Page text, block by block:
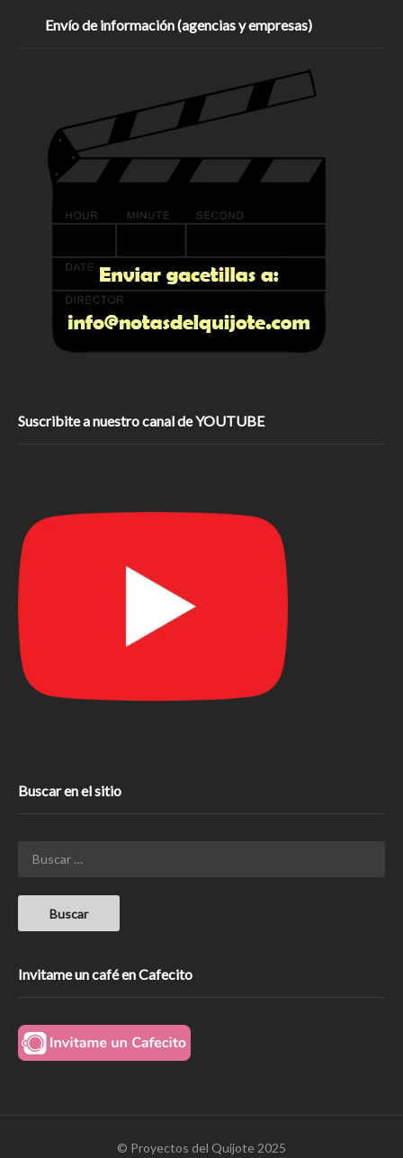
Envío de información (agencias y empresas)
Suscribite a nuestro canal de YOUTUBE
Buscar en el sitio
Invitame un café en Cafecito
© Proyectos del Quijote 2025